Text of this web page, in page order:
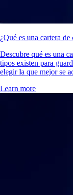
¿Qué es una cartera
Descubre qué es una
tipos existen para
elegir la que mejor se
Learn more